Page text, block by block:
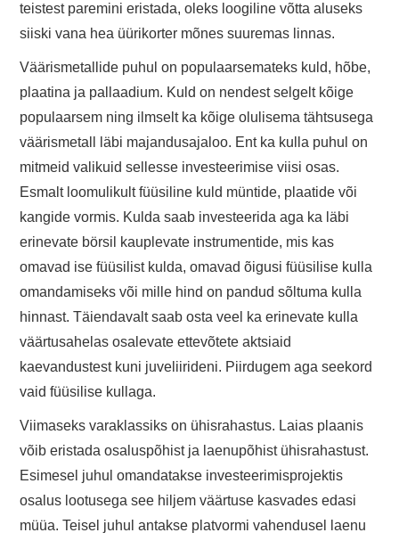
teistest paremini eristada, oleks loogiline võtta aluseks
siiski vana hea üürikorter mõnes suuremas linnas.
Väärismetallide puhul on populaarsemateks kuld, hõbe,
plaatina ja pallaadium. Kuld on nendest selgelt kõige
populaarsem ning ilmselt ka kõige olulisema tähtsusega
väärismetall läbi majandusajaloo. Ent ka kulla puhul on
mitmeid valikuid sellesse investeerimise viisi osas.
Esmalt loomulikult füüsiline kuld müntide, plaatide või
kangide vormis. Kulda saab investeerida aga ka läbi
erinevate börsil kauplevate instrumentide, mis kas
omavad ise füüsilist kulda, omavad õigusi füüsilise kulla
omandamiseks või mille hind on pandud sõltuma kulla
hinnast. Täiendavalt saab osta veel ka erinevate kulla
väärtusahelas osalevate ettevõtete aktsiaid
kaevandustest kuni juveliirideni. Piirdugem aga seekord
vaid füüsilise kullaga.
Viimaseks varaklassiks on ühisrahastus. Laias plaanis
võib eristada osaluspõhist ja laenupõhist ühisrahastust.
Esimesel juhul omandatakse investeerimisprojektis
osalus lootusega see hiljem väärtuse kasvades edasi
müüa. Teisel juhul antakse platvormi vahendusel laenu